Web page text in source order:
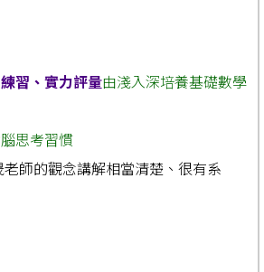
習、實力評量由淺入深培養基礎數學
思考習慣
師的觀念講解相當清楚、很有系